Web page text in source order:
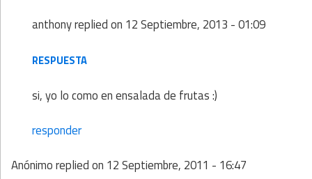
anthonyreplied on 12 Septiembre, 2013 - 01:09
RESPUESTA
si, yo lo como en ensalada de frutas :)
responder
Anónimoreplied on 12 Septiembre, 2011 - 16:47